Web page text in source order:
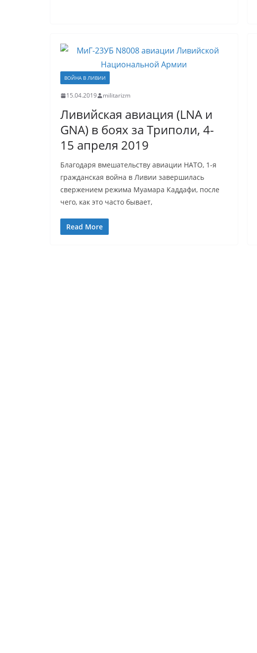
ВОЙНА В ЛИВИИ
15.04.2019 militarizm
Ливийская авиация (LNA и
GNA) в боях за Триполи, 4-
15 апреля 2019
Благодаря вмешательству авиации НАТО, 1-я
гражданская война в Ливии завершилась
свержением режима Муамара Каддафи, после
чего, как это часто бывает,
Read More